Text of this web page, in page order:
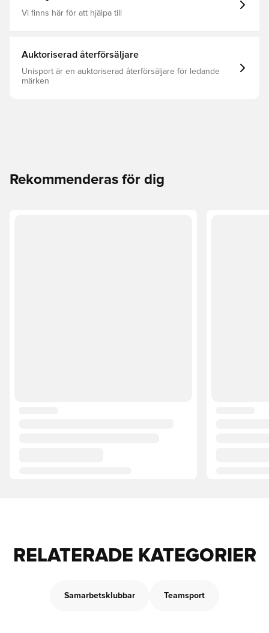
Vi finns här för att hjälpa till
Auktoriserad återförsäljare
Unisport är en auktoriserad återförsäljare för ledande
märken
Rekommenderas för dig
RELATERADE KATEGORIER
Samarbetsklubbar Teamsport